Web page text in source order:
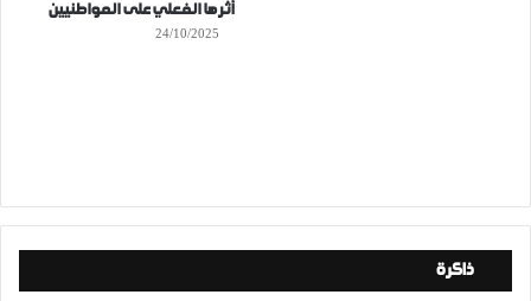
أثرها الفعلي على المواطنيين
24/10/2025
ذاكرة